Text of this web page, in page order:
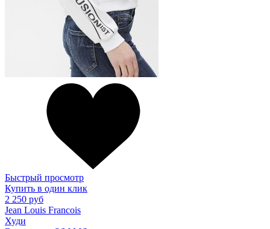
Быстрый просмотр
Купить в один клик
2 250 руб
Jean Louis Francois
Худи